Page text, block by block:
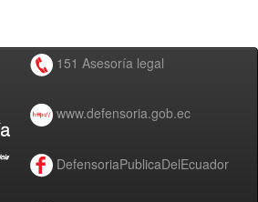
151 Asesoría legal
www.defensoria.gob.ec
DefensoriaPublicaDelEcuador